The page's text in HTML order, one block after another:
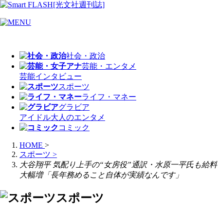
社会・政治
芸能・エンタメ
芸能インタビュー
スポーツ
ライフ・マネー
グラビア
アイドル大人のエンタメ
コミック
HOME >
スポーツ >
大谷翔平 気配り上手の“女房役”通訳・水原一平氏も給料
大幅増「長年務めること自体が実績なんです」
スポーツ